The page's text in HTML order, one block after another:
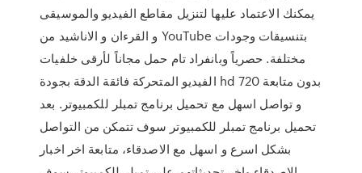
يمكنك الاعتماد عليها لتنزيل مقاطع الفيديو والموسيقى
و القرءان و الاناشيد من YouTube بتنسيقات وجودات
مختلفة. حصرياً وبانفراد تام حمل مجاناً لأرقى خلفيات
الفيديو المتحركة فائقة الدقة بجودة hd 720 بدون متابعة
و تواصل اسهل مع تحميل برنامج تمبلر للكمبيوتر. بعد
تحميل برنامج تمبلر للكمبيوتر سوف تتمكن من التواصل
بشكل اسرع و اسهل مع الاصدقاء، متابعة اخر اخبار